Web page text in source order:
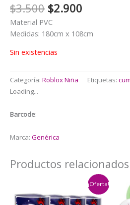
$3.500 El
precio
original
$3.500.
$2.900
actual
Material PVC
Medidas: 180cm x 108cm
Sin existencias
Categoría: Roblox Niña Etiquetas:
Loading...
Barcode:
Marca: Genérica
Productos relacionados
¡Oferta!